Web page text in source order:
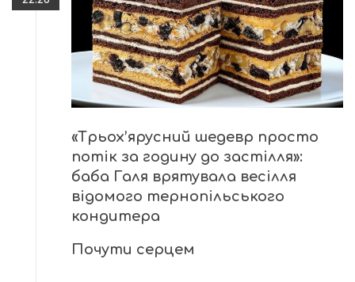
«Трьох’ярусний шедевр просто
потік за годину до застілля»:
баба Галя врятувала весілля
відомого тернопільського
кондитера
Почути серцем